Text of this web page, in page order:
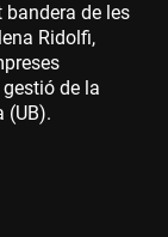
de les
Ridolfi,
de la
(UB).